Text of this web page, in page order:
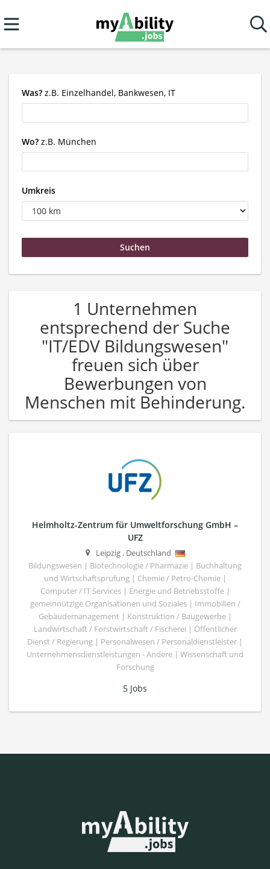
Was? z.B. Einzelhandel, Bankwesen, IT
Wo? z.B. München
Umkreis
1 Unternehmen
entsprechend der Suche
"IT/EDV Bildungswesen"
freuen sich über
Bewerbungen von
Menschen mit Behinderung.
Helmholtz-Zentrum für Umweltforschung GmbH –
UFZ
Leipzig, Deutschland
Bildungswesen | Biotechnologie / Pharmazie | Buchhaltung
und Wirtschaftsprüfung | Chemie / Petro-Chemie |
Computer / IT Services | Energie und Betriebsstoffe |
gemeinnützige Organisationen und Soziales | Immobilien /
Gebäudemanagement | Konstruktion / Baugewerbe |
Landwirtschaft / Forstwirtschaft / Fischerei | Öffentlicher
Dienst / Regierung | Personalwesen / Personaldienstleister |
Unternehmensdienstleistungen - Andere | Wissenschaft und
Forschung
5 Jobs